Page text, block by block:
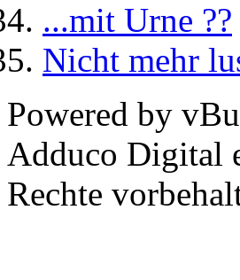
...mit Urne ??
Nicht mehr
Powered by
Adduco Digital
Rechte